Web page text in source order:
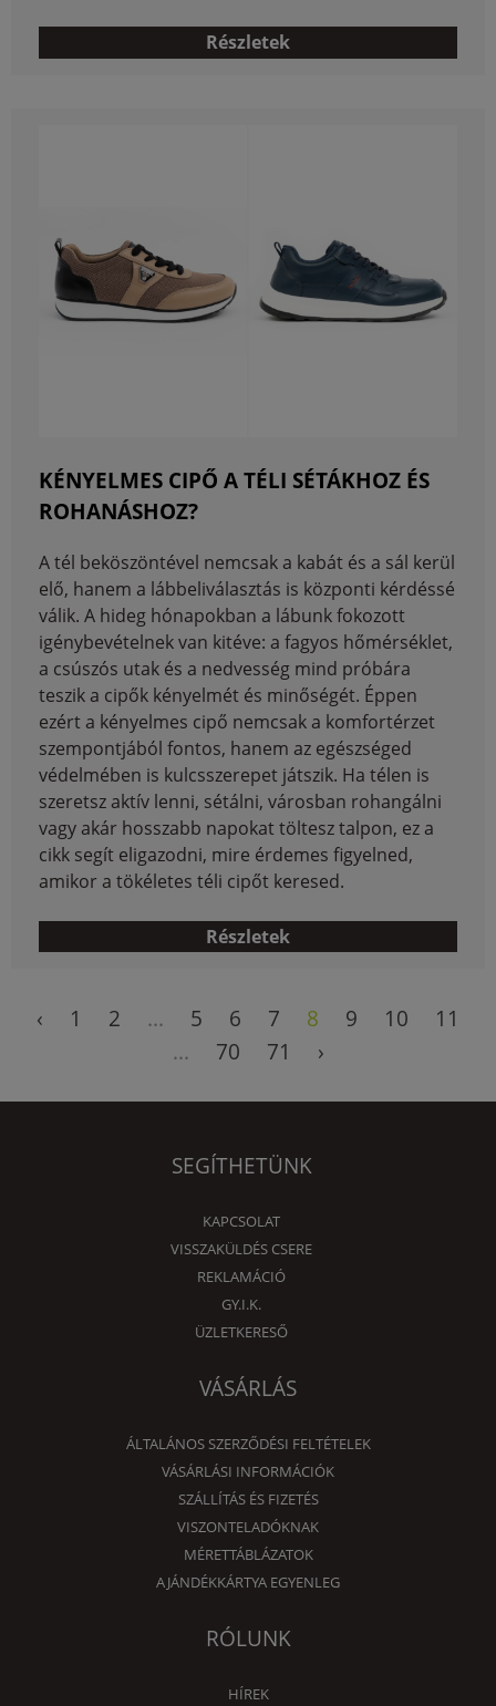
Részletek
KÉNYELMES CIPŐ A TÉLI SÉTÁKHOZ ÉS
ROHANÁSHOZ?
A tél beköszöntével nemcsak a kabát és a sál kerül
elő, hanem a lábbeliválasztás is központi kérdéssé
válik. A hideg hónapokban a lábunk fokozott
igénybevételnek van kitéve: a fagyos hőmérséklet,
a csúszós utak és a nedvesség mind próbára
teszik a cipők kényelmét és minőségét. Éppen
ezért a kényelmes cipő nemcsak a komfortérzet
szempontjából fontos, hanem az egészséged
védelmében is kulcsszerepet játszik. Ha télen is
szeretsz aktív lenni, sétálni, városban rohangálni
vagy akár hosszabb napokat töltesz talpon, ez a
cikk segít eligazodni, mire érdemes figyelned,
amikor a tökéletes téli cipőt keresed.
Részletek
‹ 1 2 ... 5 6 7 8 9 10
11
...
70 71 ›
SEGÍTHETÜNK
KAPCSOLAT
VISSZAKÜLDÉS CSERE
REKLAMÁCIÓ
GY.I.K.
ÜZLETKERESŐ
VÁSÁRLÁS
ÁLTALÁNOS SZERZŐDÉSI FELTÉTELEK
VÁSÁRLÁSI INFORMÁCIÓK
SZÁLLÍTÁS ÉS FIZETÉS
VISZONTELADÓKNAK
MÉRETTÁBLÁZATOK
AJÁNDÉKKÁRTYA EGYENLEG
RÓLUNK
HÍREK